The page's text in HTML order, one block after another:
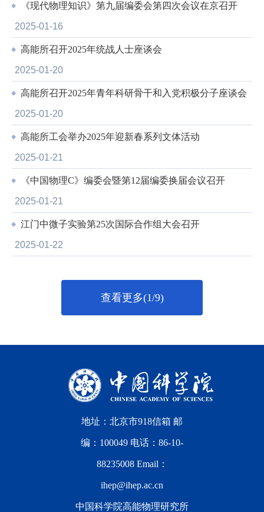
《现代物理知识》第九届编委会第四次会议在京召开
2025-01-16
高能所召开2025年统战人士座谈会
2025-01-20
高能所召开2025年青年科研骨干和入党积极分子座谈会
2025-01-20
高能所工会举办2025年迎新春系列文体活动
2025-01-21
《中国物理C》编委会暨第12届编委换届会议召开
2025-01-21
江门中微子实验第25次国际合作组大会召开
2025-01-22
查看更多(1/9)
地址：北京市918信箱 邮
编：100049 电话：86-10-
88235008 Email：
ihep@ihep.ac.cn
中国科学院高能物理研究所